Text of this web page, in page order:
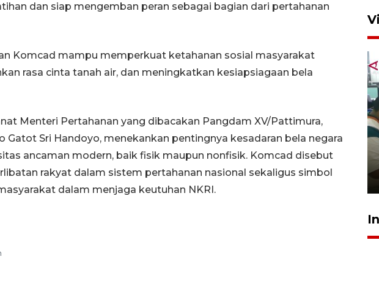
dan siap mengemban peran sebagai bagian dari pertahanan
Komcad mampu memperkuat ketahanan sosial masyarakat
rasa cinta tanah air, dan meningkatkan kesiapsiagaan bela
Menteri Pertahanan yang dibacakan Pangdam XV/Pattimura,
Gatot Sri Handoyo, menekankan pentingnya kesadaran bela negara
ancaman modern, baik fisik maupun nonfisik. Komcad disebut
rakyat dalam sistem pertahanan nasional sekaligus simbol
dalam menjaga keutuhan NKRI.
Ambon ajak semua pihak buka
ruang pada anak di lembaga
pembinaan
23 Juli 2026 14:28